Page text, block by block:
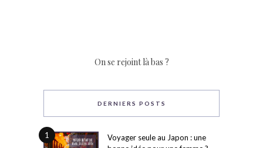
On se rejoint là bas ?
DERNIERS POSTS
1
Voyager seule au Japon : une